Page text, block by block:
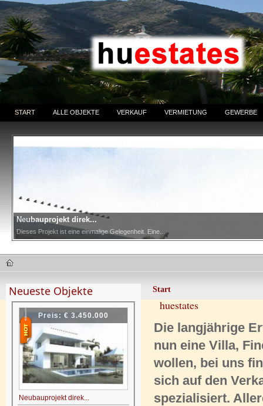
START ALLE OBJEKTE VERKAUF VERMIETUNG GEWERBE
Neubauprojekt direk...
Dieses Projekt ist eine einmalige Gelegenheit. Eine...
Start
huestates
Die langjährige
nun eine Villa,
wollen, bei uns
sich auf den
spezialisiert.
Neueste Objekte
Preis: € 3.450.000
Neubauprojekt direk...